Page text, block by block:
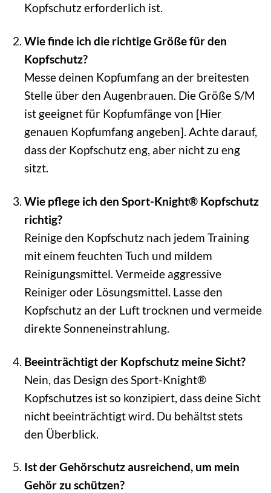
Kopfschutz erforderlich ist.
Wie finde ich die richtige Größe für den
Kopfschutz?
Messe deinen Kopfumfang an der breitesten
Stelle über den Augenbrauen. Die Größe S/M
ist geeignet für Kopfumfänge von [Hier
genauen Kopfumfang angeben]. Achte darauf,
dass der Kopfschutz eng, aber nicht zu eng
sitzt.
Wie pflege ich den Sport-Knight® Kopfschutz
richtig?
Reinige den Kopfschutz nach jedem Training
mit einem feuchten Tuch und mildem
Reinigungsmittel. Vermeide aggressive
Reiniger oder Lösungsmittel. Lasse den
Kopfschutz an der Luft trocknen und vermeide
direkte Sonneneinstrahlung.
Beeinträchtigt der Kopfschutz meine Sicht?
Nein, das Design des Sport-Knight®
Kopfschutzes ist so konzipiert, dass deine Sicht
nicht beeinträchtigt wird. Du behältst stets
den Überblick.
Ist der Gehörschutz ausreichend, um mein
Gehör zu schützen?